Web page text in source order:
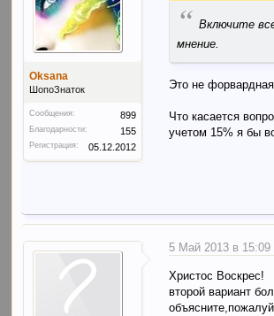
Oksana
ШопоЗнаток
Сообщения: 899
Благодарности: 155
Регистрация: 05.12.2012
“ Включите
мнение.
Это не
Что касается
учетом 15% я бы
5 Май 2013 в 15:09
Христос Воскрес!
второй вариант